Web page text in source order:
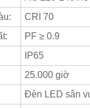
CRI 70
PF ≥ 0.9
IP65
25.000 giờ
Đèn LED sân